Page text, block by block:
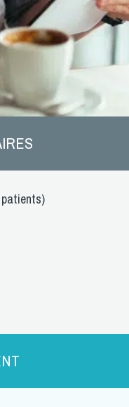
patients)